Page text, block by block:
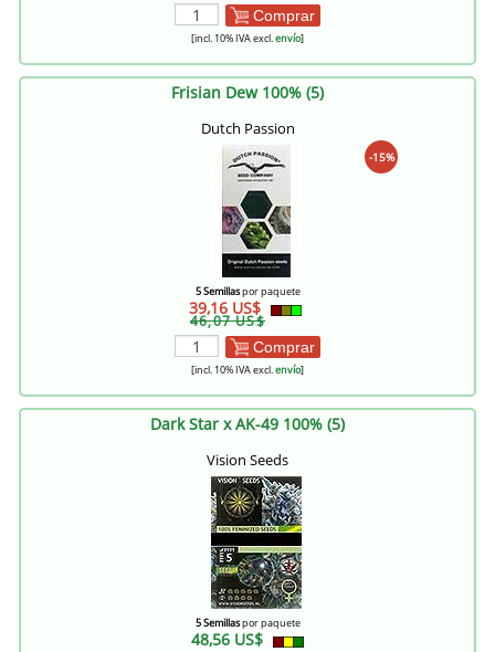
Comprar
[incl. 10% IVA excl.envío]
Frisian Dew 100% (5)
Dutch Passion
-15%
5 Semillaspor paquete
39,16 US$
46,07 US$
Comprar
[incl. 10% IVA excl.envío]
Dark Star x AK-49 100% (5)
Vision Seeds
5 Semillaspor paquete
48,56 US$